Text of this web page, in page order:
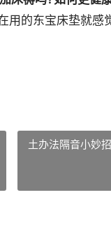
用的东宝床垫就感
土办法隔音小妙